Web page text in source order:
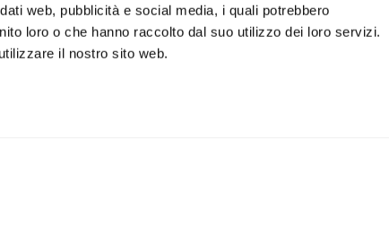
web, pubblicità e social media, i quali potrebbero
loro o che hanno raccolto dal suo utilizzo dei loro servizi.
il nostro sito web.